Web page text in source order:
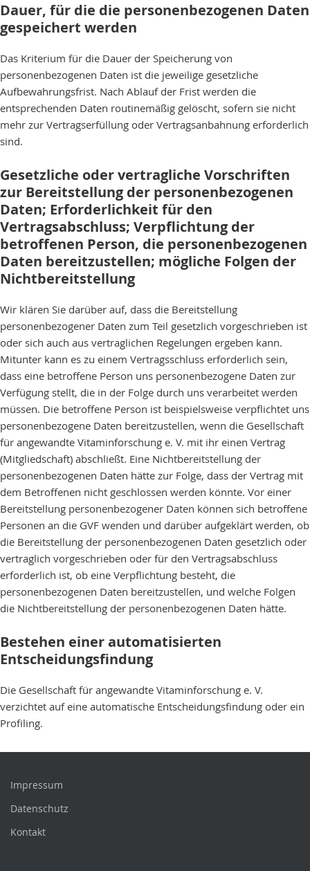
Dauer, für die die personenbezogenen Daten
gespeichert werden
Das Kriterium für die Dauer der Speicherung von
personenbezogenen Daten ist die jeweilige gesetzliche
Aufbewahrungsfrist. Nach Ablauf der Frist werden die
entsprechenden Daten routinemäßig gelöscht, sofern sie nicht
mehr zur Vertragserfüllung oder Vertragsanbahnung erforderlich
sind.
Gesetzliche oder vertragliche Vorschriften
zur Bereitstellung der personenbezogenen
Daten; Erforderlichkeit für den
Vertragsabschluss; Verpflichtung der
betroffenen Person, die personenbezogenen
Daten bereitzustellen; mögliche Folgen der
Nichtbereitstellung
Wir klären Sie darüber auf, dass die Bereitstellung
personenbezogener Daten zum Teil gesetzlich vorgeschrieben ist
oder sich auch aus vertraglichen Regelungen ergeben kann.
Mitunter kann es zu einem Vertragsschluss erforderlich sein,
dass eine betroffene Person uns personenbezogene Daten zur
Verfügung stellt, die in der Folge durch uns verarbeitet werden
müssen. Die betroffene Person ist beispielsweise verpflichtet uns
personenbezogene Daten bereitzustellen, wenn die Gesellschaft
für angewandte Vitaminforschung e. V. mit ihr einen Vertrag
(Mitgliedschaft) abschließt. Eine Nichtbereitstellung der
personenbezogenen Daten hätte zur Folge, dass der Vertrag mit
dem Betroffenen nicht geschlossen werden könnte. Vor einer
Bereitstellung personenbezogener Daten können sich betroffene
Personen an die GVF wenden und darüber aufgeklärt werden, ob
die Bereitstellung der personenbezogenen Daten gesetzlich oder
vertraglich vorgeschrieben oder für den Vertragsabschluss
erforderlich ist, ob eine Verpflichtung besteht, die
personenbezogenen Daten bereitzustellen, und welche Folgen
die Nichtbereitstellung der personenbezogenen Daten hätte.
Bestehen einer automatisierten
Entscheidungsfindung
Die Gesellschaft für angewandte Vitaminforschung e. V.
verzichtet auf eine automatische Entscheidungsfindung oder ein
Profiling.
Impressum
Datenschutz
Kontakt